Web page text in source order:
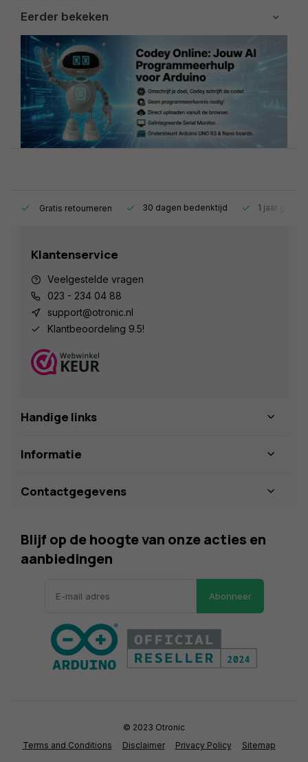
Eerder bekeken
Gratis retourneren 30 dagen bedenktijd 1 jaar
Klantenservice
Veelgestelde vragen
023 - 234 04 88
support@otronic.nl
Klantbeoordeling 9.5!
Handige links
Informatie
Contactgegevens
Blijf op de hoogte van onze acties en
aanbiedingen
Abonneer
Terms and Conditions Disclaimer Privacy Policy Sitemap
© 2023 Otronic